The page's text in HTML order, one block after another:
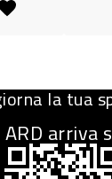
la tua
arriva